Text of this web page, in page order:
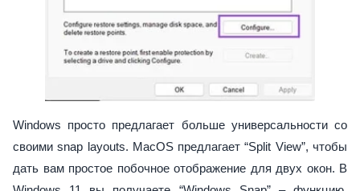
Windows просто предлагает больше универсальности со
своими snap layouts. MacOS предлагает “Split View”, чтобы
дать вам простое побочное отображение для двух окон. В